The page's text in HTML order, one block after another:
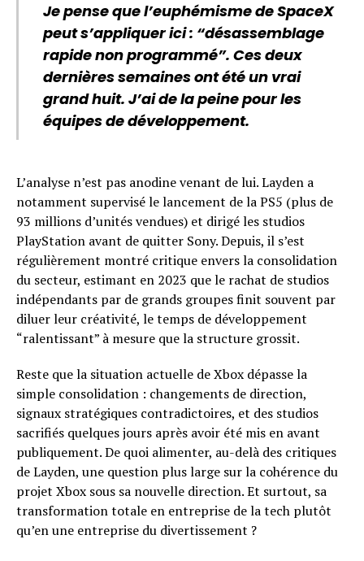
Je pense que l’euphémisme de SpaceX
peut s’appliquer ici : “désassemblage
rapide non programmé”. Ces deux
dernières semaines ont été un vrai
grand huit. J’ai de la peine pour les
équipes de développement.
L’analyse n’est pas anodine venant de lui. Layden a
notamment supervisé le lancement de la PS5 (plus de
93 millions d’unités vendues) et dirigé les studios
PlayStation avant de quitter Sony. Depuis, il s’est
régulièrement montré critique envers la consolidation
du secteur, estimant en 2023 que le rachat de studios
indépendants par de grands groupes finit souvent par
diluer leur créativité, le temps de développement
“ralentissant” à mesure que la structure grossit.
Reste que la situation actuelle de Xbox dépasse la
simple consolidation : changements de direction,
signaux stratégiques contradictoires, et des studios
sacrifiés quelques jours après avoir été mis en avant
publiquement. De quoi alimenter, au-delà des critiques
de Layden, une question plus large sur la cohérence du
projet Xbox sous sa nouvelle direction. Et surtout, sa
transformation totale en entreprise de la tech plutôt
qu’en une entreprise du divertissement ?